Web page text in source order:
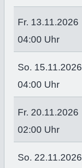
Fr. 13.11.2026
04:00 Uhr
So. 15.11.2026
04:00 Uhr
Fr. 20.11.2026
02:00 Uhr
So. 22.11.2026